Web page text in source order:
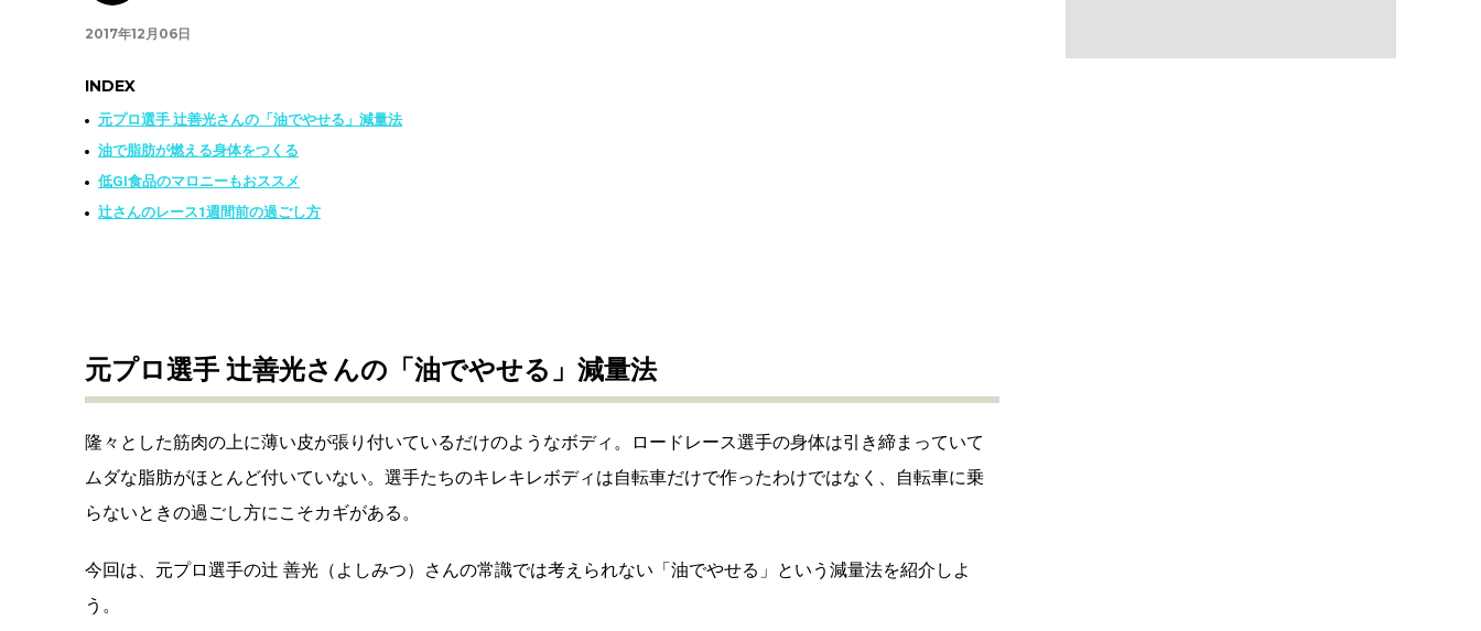
2017年12月06日
INDEX
元プロ選手 辻善光さんの「油でやせる」減量法
油で脂肪が燃える身体をつくる
低GI食品のマロニーもおススメ
辻さんのレース1週間前の過ごし方
元プロ選手 辻善光さんの「油でやせる」減量法
隆々とした筋肉の上に薄い皮が張り付いているだけのようなボディ。ロードレース選手の身体は引き締まっていて
ムダな脂肪がほとんど付いていない。選手たちのキレキレボディは自転車だけで作ったわけではなく、自転車に乗
らないときの過ごし方にこそカギがある。
今回は、元プロ選手の辻 善光（よしみつ）さんの常識では考えられない「油でやせる」という減量法を紹介しよ
う。